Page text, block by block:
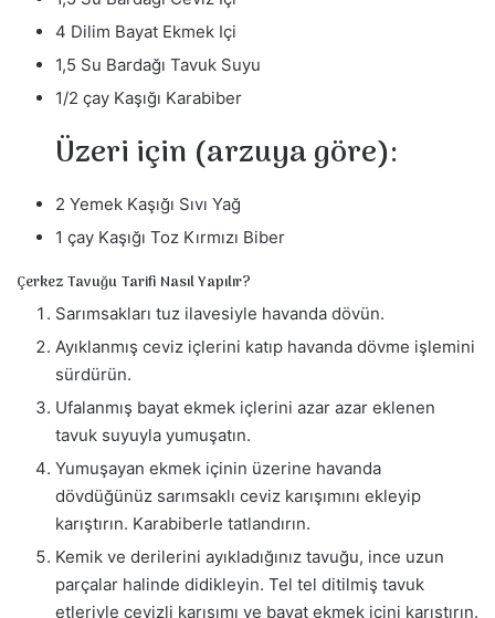
4 Dilim Bayat Ekmek Içi
1,5 Su Bardağı Tavuk Suyu
1/2 çay Kaşığı Karabiber
Üzeri için (arzuya göre):
2 Yemek Kaşığı Sıvı Yağ
1 çay Kaşığı Toz Kırmızı Biber
Çerkez Tavuğu Tarifi Nasıl Yapılır?
Sarımsakları tuz ilavesiyle havanda dövün.
Ayıklanmış ceviz içlerini katıp havanda dövme işlemini
sürdürün.
Ufalanmış bayat ekmek içlerini azar azar eklenen
tavuk suyuyla yumuşatın.
Yumuşayan ekmek içinin üzerine havanda
dövdüğünüz sarımsaklı ceviz karışımını ekleyip
karıştırın. Karabiberle tatlandırın.
Kemik ve derilerini ayıkladığınız tavuğu, ince uzun
parçalar halinde didikleyin. Tel tel ditilmiş tavuk
etleriyle cevizli karışımı ve bayat ekmek içini karıştırın.